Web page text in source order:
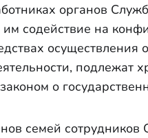
органов
содействие на
подлежат
о
семей